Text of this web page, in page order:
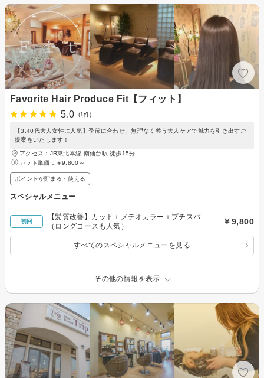
Favorite Hair Produce Fit【フィット】
5.0
(1件)
【3,40代大人女性に人気】季節に合わせ、無理なく整う大人ケアで魅力を引き出すご
提案をいたします！
アクセス：JR東北本線 南仙台駅 徒歩15分
カット単価： ￥9,800～
ポイントが貯まる・使える
スペシャルメニュー
初回
【髪質改善】カット＋メテオカラー＋プチスパ
（ロングコースも人気）
￥9,800
すべてのスペシャルメニューを見る
その他の情報を表示